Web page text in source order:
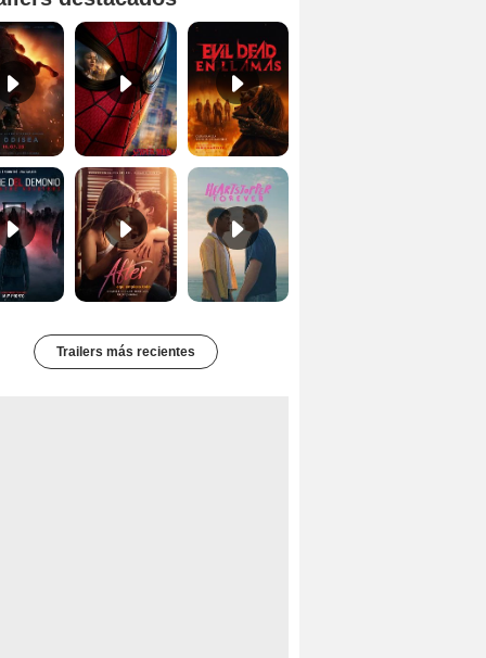
Primer tráiler oficial de 'La Odisea' 'Spider-Man Un Nuevo Día' - Tráiler oficial subtitulado
Tráiler de 'After: Aquí empieza todo' Primer Tráiler Oficial en Español de 'Heartstopper Forever'
Trailers más recientes